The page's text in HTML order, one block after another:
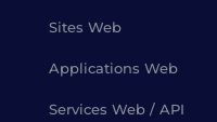
Sites Web
Applications Web
Services Web / API